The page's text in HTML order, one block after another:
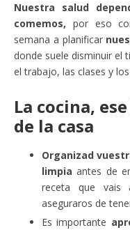
Nuestra salud
comemos, por eso
semana a planificar
donde suele disminuir el
el trabajo, las clases y
La cocina,
de la casa
Organizad
limpia antes de
receta que vais
aseguraros de
Es importante